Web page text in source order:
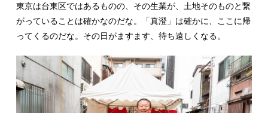
東京は台東区ではあるものの、その生業が、土地そのものと繋
がっていることは確かなのだな。「真澄」は確かに、ここに帰
ってくるのだな。その日がますます、待ち遠しくなる。